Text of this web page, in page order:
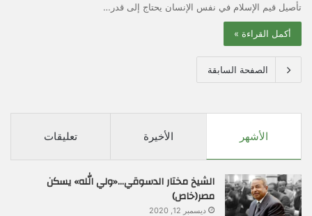
تأصيل قيم الإسلام في نفس الإنسان يحتاج إلى قدر…
أكمل القراءة »
الصفحة السابقة
الأشهر الأخيرة تعليقات
الشيخ مختار الدسوقي…«ولي الله» يسكن
مصر(خاص)
ديسمبر 12, 2020